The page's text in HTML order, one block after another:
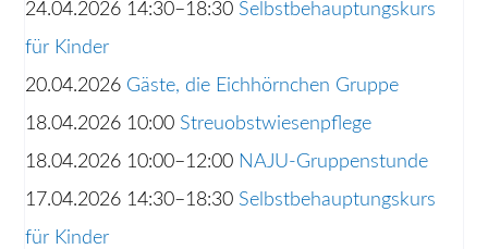
24.04.2026 14:30–18:30 Selbstbehauptungskurs
für Kinder
20.04.2026 Gäste, die Eichhörnchen Gruppe
18.04.2026 10:00 Streuobstwiesenpflege
18.04.2026 10:00–12:00 NAJU-Gruppenstunde
17.04.2026 14:30–18:30 Selbstbehauptungskurs
für Kinder